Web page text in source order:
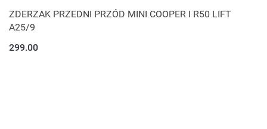
ZDERZAK PRZEDNI PRZÓD MINI COOPER I R50 LIFT
A25/9
299.00